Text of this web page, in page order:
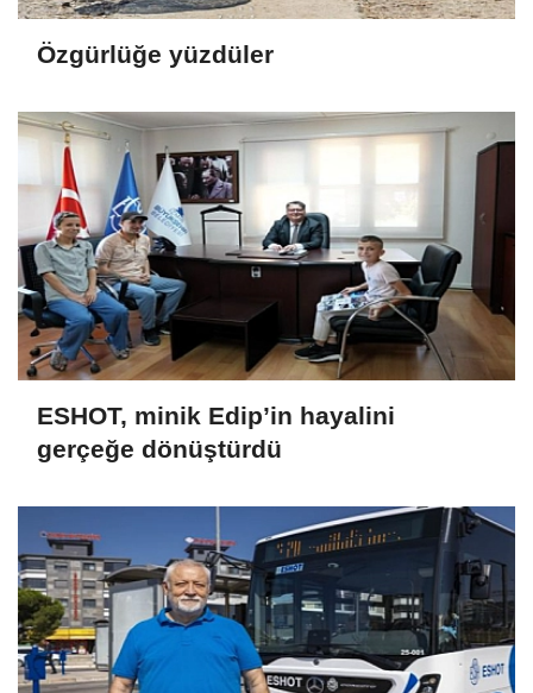
Özgürlüğe yüzdüler
ESHOT, minik Edip’in hayalini
gerçeğe dönüştürdü